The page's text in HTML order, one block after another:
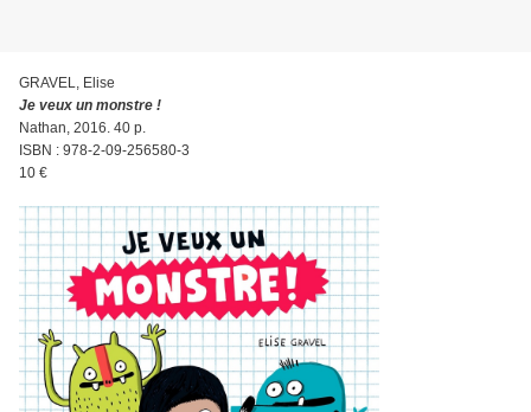
GRAVEL, Elise
Je veux un monstre !
Nathan, 2016. 40 p.
ISBN : 978-2-09-256580-3
10 €